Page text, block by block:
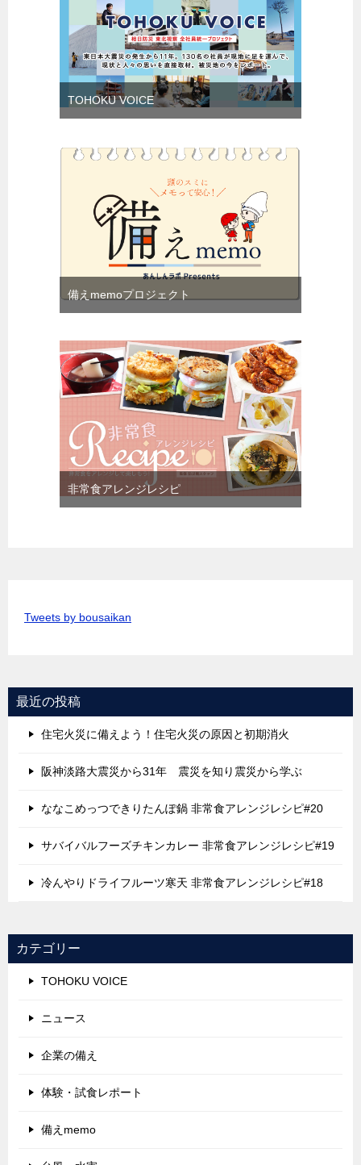
TOHOKU VOICE
備えmemoプロジェクト
非常食アレンジレシピ
Tweets by bousaikan
最近の投稿
住宅火災に備えよう！住宅火災の原因と初期消火
阪神淡路大震災から31年 震災を知り震災から学ぶ
ななこめっつできりたんぽ鍋 非常食アレンジレシピ#20
サバイバルフーズチキンカレー 非常食アレンジレシピ#19
冷んやりドライフルーツ寒天 非常食アレンジレシピ#18
カテゴリー
TOHOKU VOICE
ニュース
企業の備え
体験・試食レポート
備えmemo